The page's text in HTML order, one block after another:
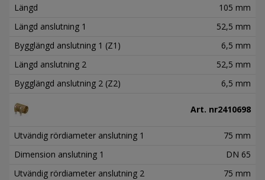
Längd
105 mm
Längd anslutning 1
52,5 mm
Bygglängd anslutning 1 (Z1)
6,5 mm
Längd anslutning 2
52,5 mm
Bygglängd anslutning 2 (Z2)
6,5 mm
Art. nr2410698
Utvändig rördiameter anslutning 1
75 mm
Dimension anslutning 1
DN 65
Utvändig rördiameter anslutning 2
75 mm